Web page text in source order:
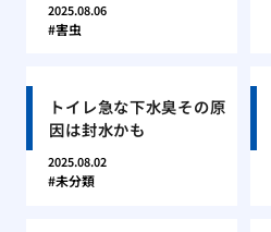
2025.08.06
害虫
トイレ急な下水臭その原
因は封水かも
2025.08.02
未分類